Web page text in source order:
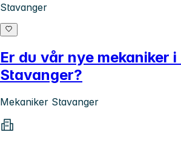
Stavanger
Er du vår nye mekaniker i
Stavanger?
Mekaniker Stavanger